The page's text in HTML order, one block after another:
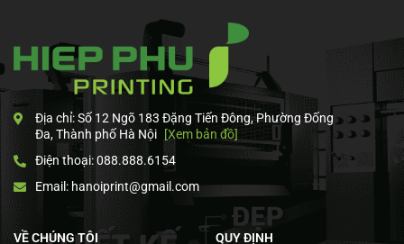
Địa chỉ: Số 12 Ngõ 183 Đặng Tiến Đông, Phường Đống
Đa, Thành phố Hà Nội
[Xem bản đồ]
Điện thoại: 088.888.6154
Email: hanoiprint@gmail.com
VỀ CHÚNG TÔI QUY ĐỊNH